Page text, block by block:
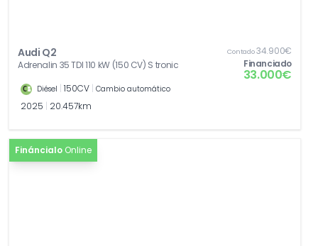
Audi Q2
Adrenalin 35 TDI 110 kW (150 CV) S tronic
Contado34.900€
Financiado
33.000€
Diésel 150CV Cambio automático
2025 20.457km
Fináncialo Online